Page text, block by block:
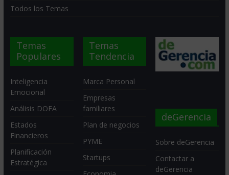
Todos los Temas
Temas
Populares
Inteligencia
Emocional
Análisis DOFA
Estados
Financieros
Planificación
Estratégica
Temas
Tendencia
Marca Personal
Empresas
familiares
Plan de negocios
PYME
Startups
deGerencia
Sobre deGerencia
Contactar a
deGerencia